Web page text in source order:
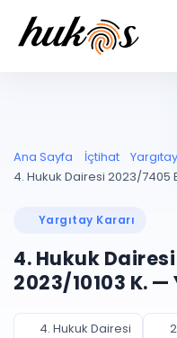
UYAP ile
UYAP Evrak
Entegrasyonu
UETS
Tebligatları
Blog
Ücretsiz
Ana Sayfa İçtihat
4. Hukuk Dairesi 2023/7405
Yargıtay Kararı
4. Hukuk
2023/10103 K.
4. Hukuk Dairesi